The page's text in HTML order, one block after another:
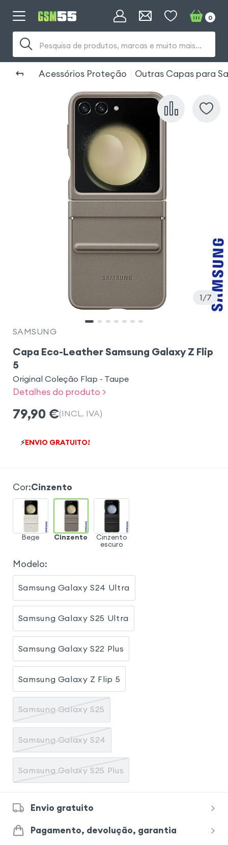
Pesquisa de produtos, marcas e muito mais...
0
Acessórios Proteção Outras Capas para
1 7
SAMSUNG
Capa Eco-Leather Samsung Galaxy Z Flip
5
Original Coleção Flap - Taupe
Detalhes do produto >
79,90 €(INCL. IVA)
⚡ENVIO GRATUITO!
Cor:Cinzento
Bege Cinzento Cinzento
escuro
Modelo:
Samsung Galaxy S24 Ultra
Samsung Galaxy S25 Ultra
Samsung Galaxy S22 Plus
Samsung Galaxy Z Flip 5
Samsung Galaxy S25
Samsung Galaxy S24
Samsung Galaxy S25 Plus
Envio gratuito
Pagamento, devolução, garantia